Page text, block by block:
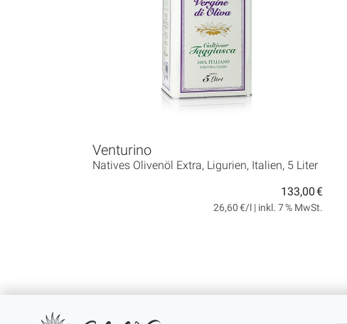
Venturino
Natives Olivenöl Extra, Ligurien, Italien, 5 Liter
133,00 €
26,60 €/l | inkl. 7 % MwSt.